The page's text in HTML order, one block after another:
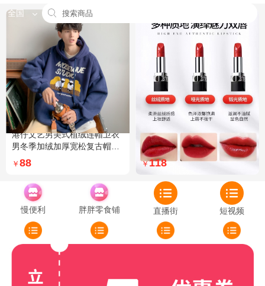
全国
港仔文艺男美式植绒连帽卫衣
男冬季加绒加厚宽松复古帽衫
外套 XXL 加绒 5XL 灰色加绒
￥ 88
Dior迪奥全新烈艳蓝金口红品
牌授权经典藤格纹饰带丝绒质
地999色号传奇红唇哑光 哑光
￥118
慢便利 胖胖零食铺 直播街 短视频